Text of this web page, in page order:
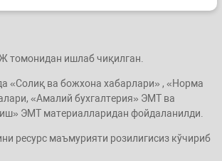
томонидан ишлаб чиқилган.
«Солиқ ва божхона хабарлари» , «Норма
«Амалий бухгалтерия» ЭМТ ва
ЭМТ материалларидан фойдаланилди.
ресурс маъмурияти розилигисиз кўчириб